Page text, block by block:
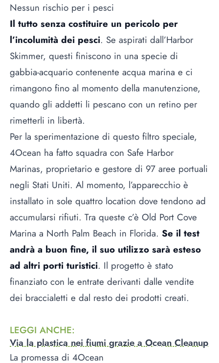
Nessun rischio per i pesci
Il tutto senza costituire un pericolo per
l’incolumità dei pesci. Se aspirati dall’Harbor
Skimmer, questi finiscono in una specie di
gabbia-acquario contenente acqua marina e ci
rimangono fino al momento della manutenzione,
quando gli addetti li pescano con un retino per
rimetterli in libertà.
Per la sperimentazione di questo filtro speciale,
4Ocean ha fatto squadra con Safe Harbor
Marinas, proprietario e gestore di 97 aree portuali
negli Stati Uniti. Al momento, l’apparecchio è
installato in sole quattro location dove tendono ad
accumularsi rifiuti. Tra queste c’è Old Port Cove
Marina a North Palm Beach in Florida. Se il test
andrà a buon fine, il suo utilizzo sarà esteso
ad altri porti turistici. Il progetto è stato
finanziato con le entrate derivanti dalle vendite
dei braccialetti e dal resto dei prodotti creati.
LEGGI ANCHE:
Via la plastica nei fiumi grazie a Ocean Cleanup
La promessa di 4Ocean